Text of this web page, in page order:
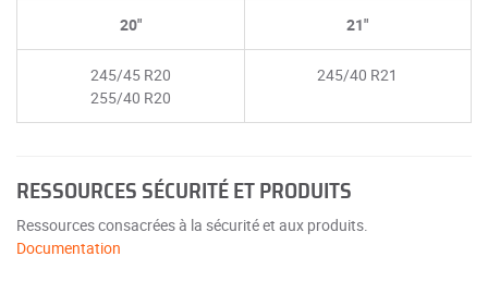
20"
245/45 R20
255/40 R20
21"
245/40 R21
RESSOURCES SÉCURITÉ ET PRODUITS
Ressources consacrées à la sécurité et aux produits.
Documentation